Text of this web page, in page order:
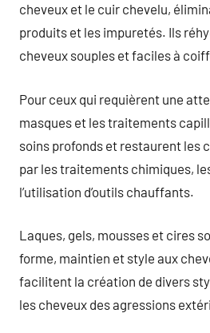
cheveux et le cuir chevelu,
produits et les impuretés. Ils
cheveux souples et faciles à
Pour ceux qui requièrent une
masques et les traitements
soins profonds et restaurent les
par les traitements chimiques,
l’utilisation d’outils chauffants.
Laques, gels, mousses et cires
forme, maintien et style aux
facilitent la création de divers
les cheveux des agressions